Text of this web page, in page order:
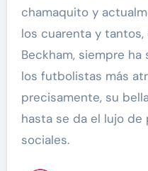
chamaquito y
los cuarenta y
Beckham, siempre
los futbolistas más
precisamente, su
hasta se da el lujo
sociales.